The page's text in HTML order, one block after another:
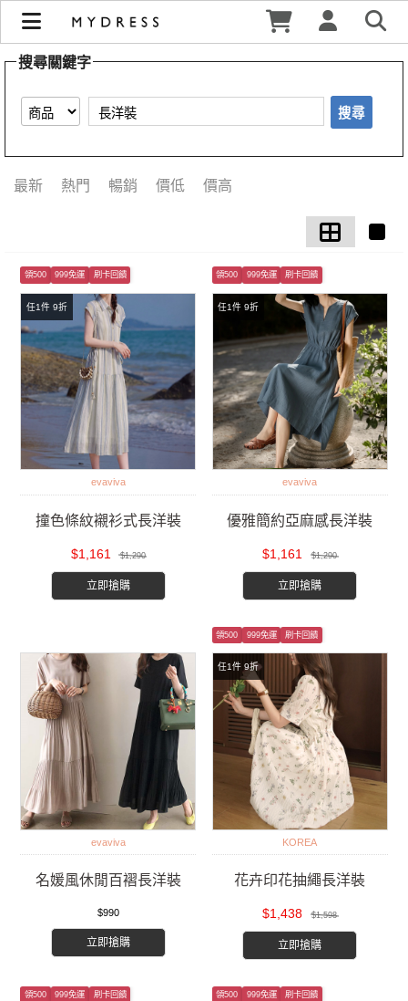
【長洋裝】搜尋結果 | MYDRESS 時裳韓風
搜尋關鍵字
搜尋
最新 熱門 暢銷 價低 價高
任1件 9折
領500 999免運 刷卡回饋
evaviva
撞色條紋襯衫式長洋裝
$1,161 $1,290
立即搶購
任1件 9折
領500 999免運 刷卡回饋
evaviva
優雅簡約亞麻感長洋裝
$1,161 $1,290
立即搶購
evaviva
名媛風休閒百褶長洋裝
$990
立即搶購
任1件 9折
領500 999免運 刷卡回饋
KOREA
花卉印花抽繩長洋裝
$1,438 $1,598
立即搶購
領500 999免運 刷卡回饋 領500 999免運 刷卡回饋